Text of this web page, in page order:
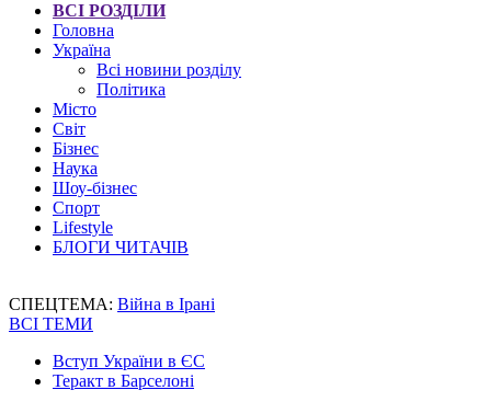
ВСІ РОЗДІЛИ
Головна
Україна
Всі новини розділу
Політика
Місто
Світ
Бізнес
Наука
Шоу-бізнес
Спорт
Lifestyle
БЛОГИ ЧИТАЧІВ
СПЕЦТЕМА: Війна в Ірані
ВСІ ТЕМИ
Вступ України в ЄС
Теракт в Барселоні